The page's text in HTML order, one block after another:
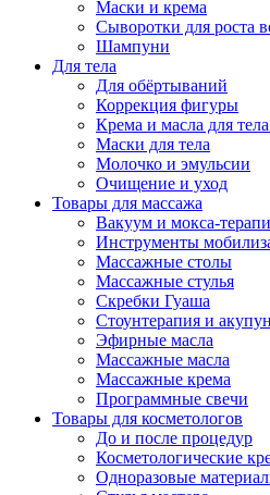
Маски и крема
Сыворотки для роста
Шампуни
Для тела
Для обёртываний
Коррекция фигуры
Крема и масла для
Маски для тела
Молочко и эмульсии
Очищение и уход
Товары для массажа
Вакуум и мокса-
Инструменты
Массажные столы
Массажные стулья
Скребки Гуаша
Стоунтерапия и
Эфирные масла
Массажные масла
Массажные крема
Программные свечи
Товары для косметологов
До и после процедур
Косметологические
Одноразовые